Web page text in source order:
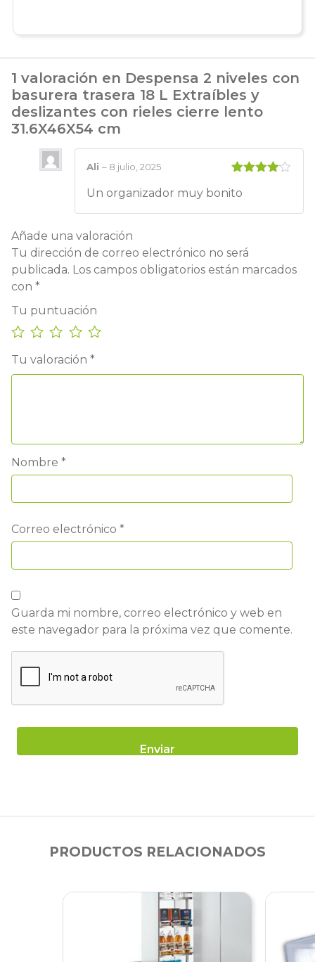
1 valoración en Despensa 2 niveles con
basurera trasera 18 L Extraíbles y
deslizantes con rieles cierre lento
31.6X46X54 cm
con
Ali – 8 julio, 2025
Un organizador muy bonito
Añade una valoración
Tu dirección de correo electrónico no será
publicada. Los campos obligatorios están marcados
con *
Tu puntuación
Tu valoración *
Nombre *
Correo electrónico *
Guarda mi nombre, correo electrónico y web en
este navegador para la próxima vez que comente.
PRODUCTOS RELACIONADOS